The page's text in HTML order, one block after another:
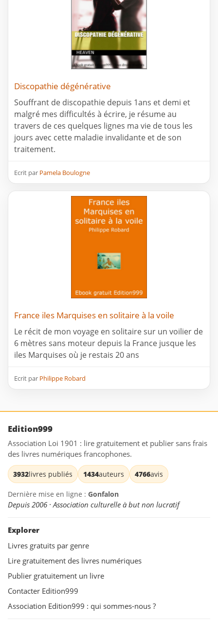
Discopathie dégénérative
Souffrant de discopathie depuis 1ans et demi et
malgré mes difficultés à écrire, je résume au
travers de ces quelques lignes ma vie de tous les
jours avec cette maladie invalidante et de son
traitement.
Ecrit par Pamela Boulogne
France iles Marquises en solitaire à la voile
Le récit de mon voyage en solitaire sur un voilier de
6 mètres sans moteur depuis la France jusque les
iles Marquises où je restais 20 ans
Ecrit par Philippe Robard
Edition999
Association Loi 1901 : lire gratuitement et publier sans frais
des livres numériques francophones.
3932livres publiés 1434auteurs 4766avis
Dernière mise en ligne : Gonfalon
Depuis 2006 · Association culturelle à but non lucratif
Explorer
Livres gratuits par genre
Lire gratuitement des livres numériques
Publier gratuitement un livre
Contacter Edition999
Association Edition999 : qui sommes-nous ?